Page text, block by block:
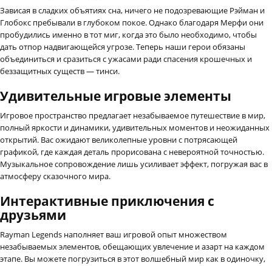
Зависая в сладких объятиях сна, ничего не подозревающие Рэйман и
Глобокс пребывали в глубоком покое. Однако благодаря Мерфи они
пробудились именно в тот миг, когда это было необходимо, чтобы
дать отпор надвигающейся угрозе. Теперь наши герои обязаны
объединиться и сразиться с ужасами ради спасения крошечных и
беззащитных существ — тинси.
Удивительные игровые элементы
Игровое пространство предлагает незабываемое путешествие в мир,
полный яркости и динамики, удивительных моментов и неожиданных
открытий. Вас ожидают великолепные уровни с потрясающей
графикой, где каждая деталь прорисована с невероятной точностью.
Музыкальное сопровождение лишь усиливает эффект, погружая вас в
атмосферу сказочного мира.
Интерактивные приключения с
друзьями
Rayman Legends наполняет ваш игровой опыт множеством
незабываемых элементов, обещающих увлечение и азарт на каждом
этапе. Вы можете погрузиться в этот волшебный мир как в одиночку,